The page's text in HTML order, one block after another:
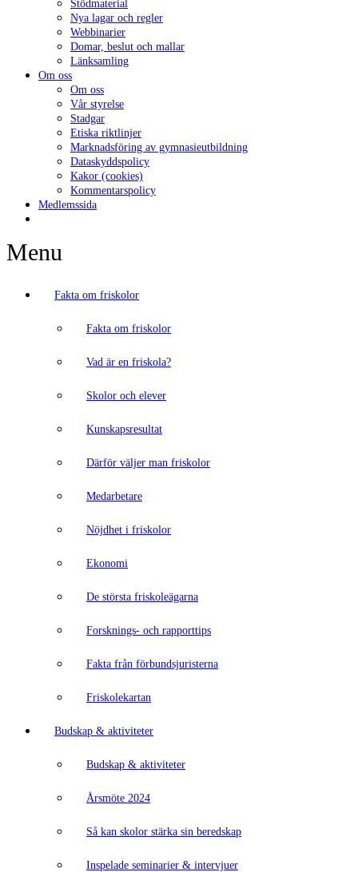
Stödmaterial
Nya lagar och regler
Webbinarier
Domar, beslut och mallar
Länksamling
Om oss
Om oss
Vår styrelse
Stadgar
Etiska riktlinjer
Marknadsföring av gymnasieutbildning
Dataskyddspolicy
Kakor (cookies)
Kommentarspolicy
Medlemssida
Menu
Fakta om friskolor
Fakta om friskolor
Vad är en friskola?
Skolor och elever
Kunskapsresultat
Därför väljer man friskolor
Medarbetare
Nöjdhet i friskolor
Ekonomi
De största friskoleägarna
Forsknings- och rapporttips
Fakta från förbundsjuristerna
Friskolekartan
Budskap & aktiviteter
Budskap & aktiviteter
Årsmöte 2024
Så kan skolor stärka sin beredskap
Inspelade seminarier & intervjuer